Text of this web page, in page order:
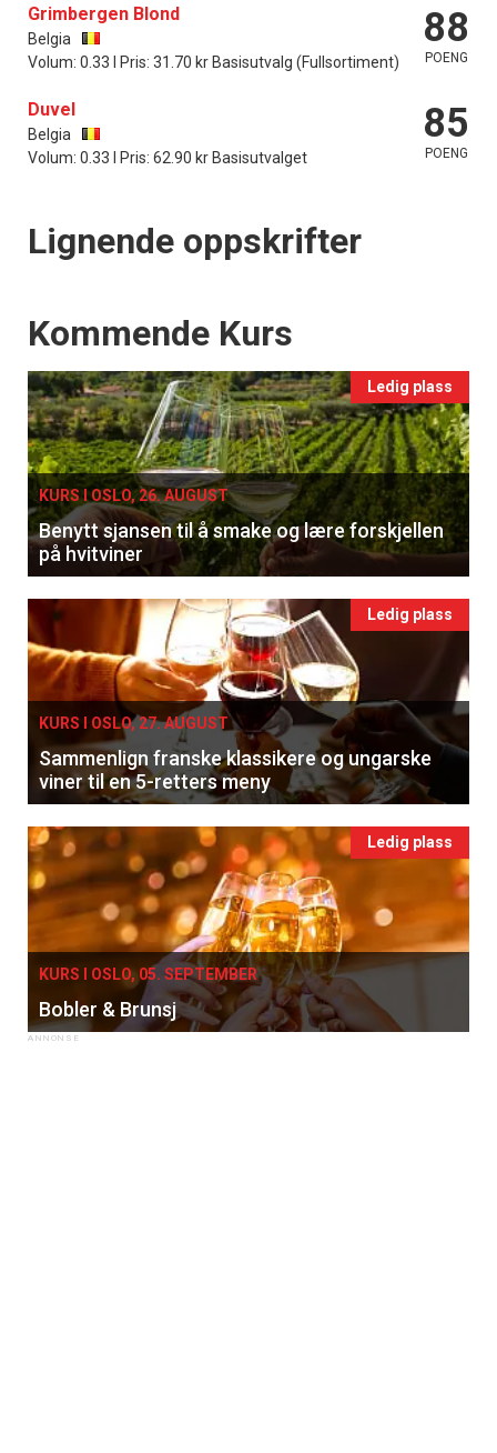
Grimbergen Blond
Belgia
Volum: 0.33 l Pris: 31.70 kr Basisutvalg (Fullsortiment)
88
POENG
Duvel
Belgia
Volum: 0.33 l Pris: 62.90 kr Basisutvalget
85
POENG
Lignende oppskrifter
Events
Kommende Kurs
Ledig plass
KURS I OSLO, 26. AUGUST
Benytt sjansen til å smake og lære forskjellen
på hvitviner
Ledig plass
KURS I OSLO, 27. AUGUST
Sammenlign franske klassikere og ungarske
viner til en 5-retters meny
Ledig plass
KURS I OSLO, 05. SEPTEMBER
Bobler & Brunsj